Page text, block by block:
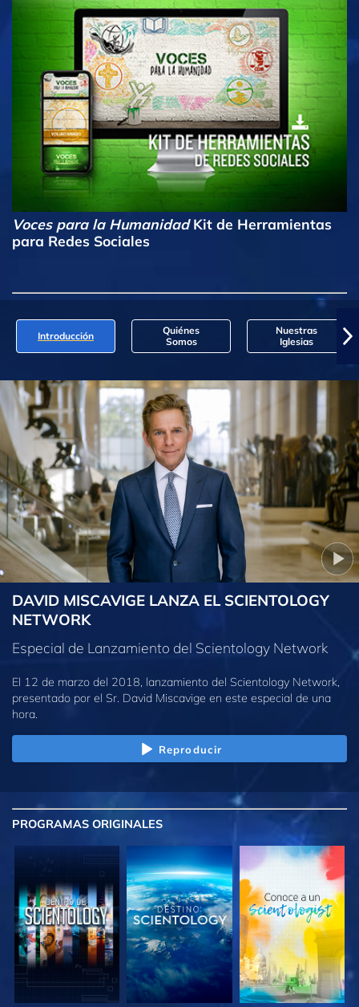
Voces para la HumanidadKit de Herramientas
para Redes Sociales
Introducción
Quiénes
Somos
Nuestras
Iglesias
DAVID MISCAVIGE LANZA EL SCIENTOLOGY
NETWORK
Especial de Lanzamiento del Scientology Network
El 12 de marzo del 2018, lanzamiento del Scientology Network,
presentado por el Sr. David Miscavige en este especial de una
hora.
Reproducir
PROGRAMAS ORIGINALES